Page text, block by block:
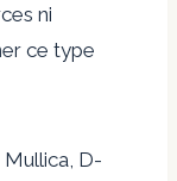
ni
ce type
Mullica, D-